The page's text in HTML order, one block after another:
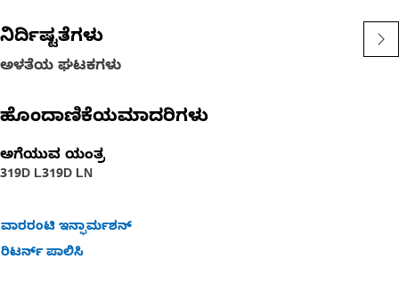
treatments and finish to each part to enable them to work and
wear effectively with all the other neighboring and dependent
parts.
ನಿರ್ದಿಷ್ಟತೆಗಳು
ಅಳತೆಯ ಘಟಕಗಳು
ಹೊಂದಾಣಿಕೆಯಮಾದರಿಗಳು
ಅಗೆಯುವ ಯಂತ್ರ
319D L319D LN
ವಾರರಂಟಿ ಇನ್ಫಾರ್ಮಶನ್
ರಿಟರ್ನ್ ಪಾಲಿಸಿ